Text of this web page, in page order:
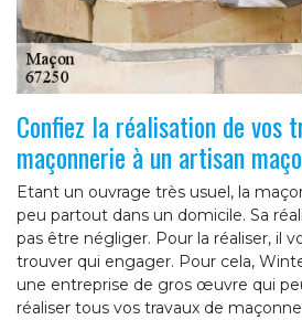
Confiez la réalisation de vos
maçonnerie à un artisan
Etant un ouvrage très usuel, la
peu partout dans un domicile. Sa
pas être négliger. Pour la réaliser, il
trouver qui engager. Pour cela,
une entreprise de gros œuvre qui
réaliser tous vos travaux de